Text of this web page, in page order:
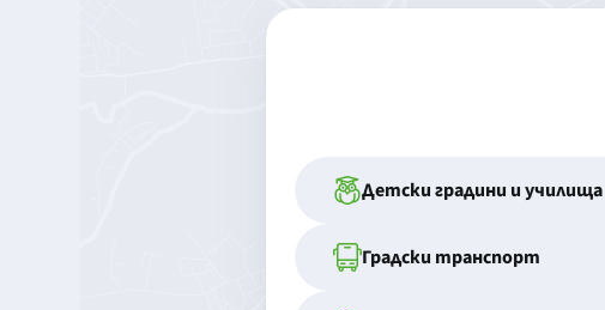
Детски градини и училища
Градски транспорт